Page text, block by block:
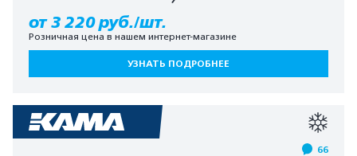
от 3 220 руб./шт.
Розничная цена в нашем интернет-магазине
УЗНАТЬ ПОДРОБНЕЕ
66